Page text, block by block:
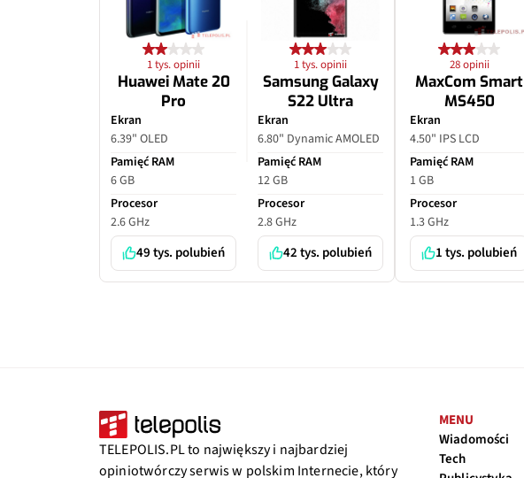
1 tys. opinii
Huawei Mate 20
Pro
Ekran
6.39" OLED
Pamięć RAM
6 GB
Procesor
2.6 GHz
49 tys. polubień
1 tys. opinii
Samsung Galaxy
S22 Ultra
Ekran
6.80" Dynamic AMOLED
Pamięć RAM
12 GB
Procesor
2.8 GHz
42 tys. polubień
28 opinii
MaxCom Smart
MS450
Ekran
4.50" IPS LCD
Pamięć RAM
1 GB
Procesor
1.3 GHz
1 tys. polubień
TELEPOLIS.PL to największy i najbardziej
opiniotwórczy serwis w polskim Internecie, który
MENU
Wiadomości
Tech